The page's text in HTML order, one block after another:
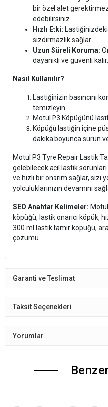
bir özel alet
edebilirsiniz.
Hızlı Etki: Lastiğinizdeki
sızdırmazlık sağlar.
Uzun Süreli Koruma:
dayanıklı ve güvenli kalır.
Nasıl Kullanılır?
Lastiğinizin basıncını
temizleyin.
Motul P3 Köpüğünü
Köpüğü lastiğin içine
dakika boyunca sürün
Motul P3 Tyre Repair Lastik
gelebilecek acil lastik
ve hızlı bir onarım sağlar, sizi
yolculuklarınızın devamını
SEO Anahtar Kelimeler:
köpüğü, lastik onarıcı köpük,
300 ml lastik tamir köpüğü,
çözümü
Garanti ve Teslimat
Taksit Seçenekleri
Yorumlar